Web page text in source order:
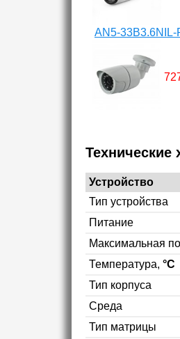
AN5-33B3.6NIL-
Технические
Устройство
Тип устройства
Питание
Максимальная
Температура, °C
Тип корпуса
Среда
Тип матрицы